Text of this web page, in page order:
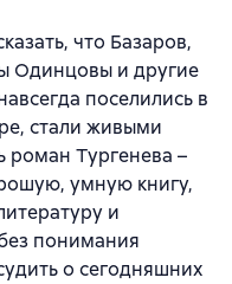
что Базаров,
Одинцовы и другие
поселились в
стали живыми
роман Тургенева –
умную книгу,
и
понимания
о сегодняшних